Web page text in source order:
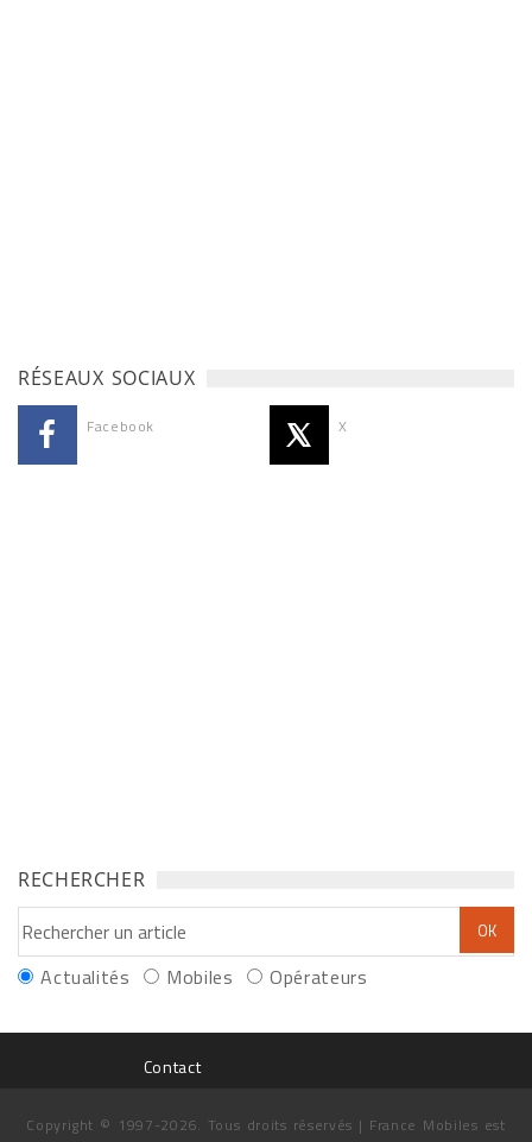
RÉSEAUX SOCIAUX
Facebook X
RECHERCHER
Actualités Mobiles Opérateurs
Contact
Copyright © 1997-2026. Tous droits réservés | France Mobiles est